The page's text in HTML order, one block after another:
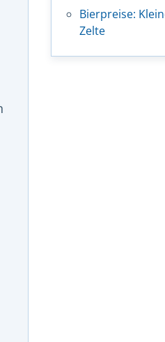
Bierpreise:
Zelte